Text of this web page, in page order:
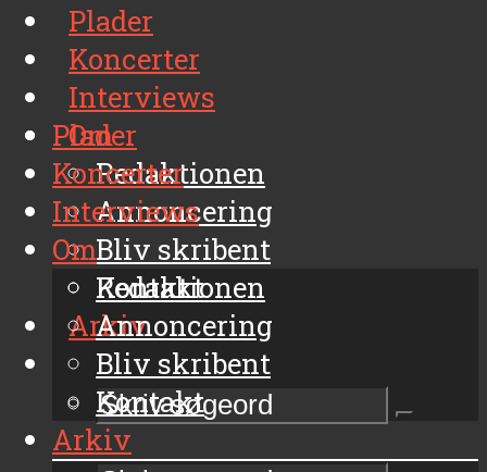
Plader
Koncerter
Interviews
Om
Redaktionen
Annoncering
Bliv skribent
Kontakt
Arkiv
Plader
Koncerter
Interviews
Om
Redaktionen
Annoncering
Bliv skribent
Kontakt
Arkiv